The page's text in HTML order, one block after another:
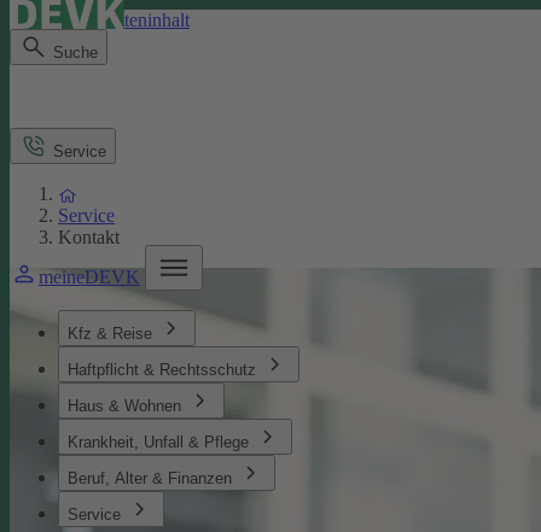
Direkt zum Seiteninhalt
Suche
meineDEVK
Kfz & Reise
Haftpflicht & Rechtsschutz
Haus & Wohnen
Krankheit, Unfall & Pflege
Beruf, Alter & Finanzen
Service
Service
Service
Kontakt